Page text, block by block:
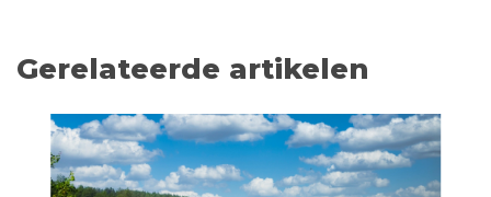
Gerelateerde artikelen